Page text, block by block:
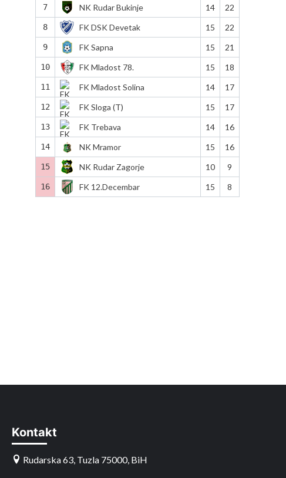
7 NK Rudar Bukinje 14 22
8 FK DSK Devetak 15 22
9 FK Sapna 15 21
10 FK Mladost 78. 15 18
11 FK Mladost Solina 14 17
12 FK Sloga (T) 15 17
13 FK Trebava 14 16
14 NK Mramor 15 16
15 NK Rudar Zagorje 10 9
16 FK 12.Decembar 15 8
Kontakt
Rudarska 63, Tuzla 75000, BiH